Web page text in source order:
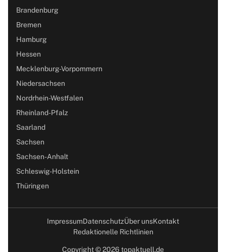
Brandenburg
Bremen
Hamburg
Hessen
Mecklenburg-Vorpommern
Niedersachsen
Nordrhein-Westfalen
Rheinland-Pfalz
Saarland
Sachsen
Sachsen-Anhalt
Schleswig-Holstein
Thüringen
ImpressumDatenschutzÜber unsKontakt
Redaktionelle Richtlinien
Copyright © 2026 topaktuell.de